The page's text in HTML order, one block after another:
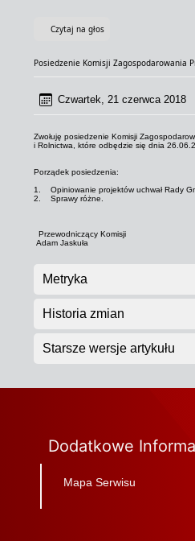
Czytaj na głos
Posiedzenie Komisji Zagospodarowania
Czwartek, 21 czerwca 2018
Zwołuję posiedzenie Komisji
i Rolnictwa, które odbędzie się dnia
Porządek posiedzenia:
1. Opiniowanie projektów uchwał Rady
2. Sprawy różne.
Przewodniczący Komisji
Adam Jaskuła
Metryka
Historia zmian
Starsze wersje artykułu
Dodatkowe
Mapa Serwisu